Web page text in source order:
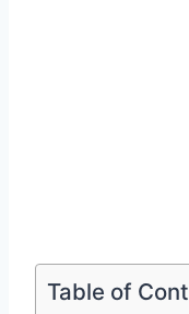
Table of